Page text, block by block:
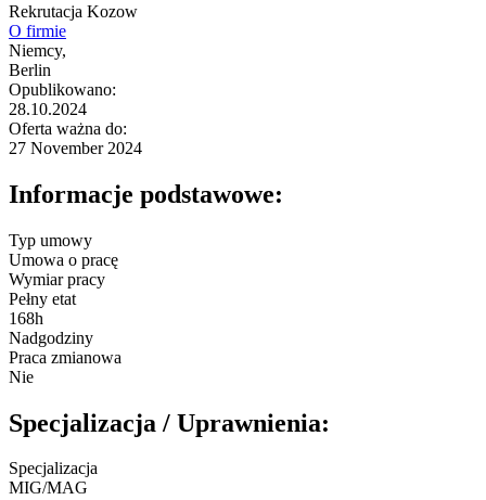
Rekrutacja Kozow
O firmie
Niemcy,
Berlin
Opublikowano:
28.10.2024
Oferta ważna do:
27 November 2024
Informacje podstawowe:
Typ umowy
Umowa o pracę
Wymiar pracy
Pełny etat
168h
Nadgodziny
Praca zmianowa
Nie
Specjalizacja / Uprawnienia:
Specjalizacja
MIG/MAG